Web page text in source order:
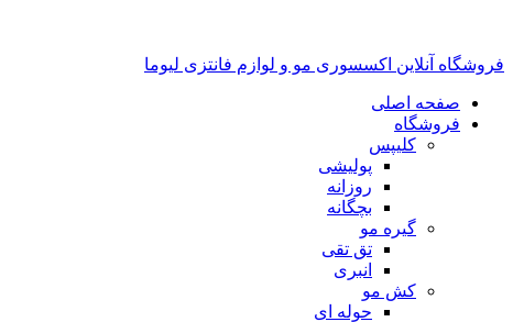
فروشگاه آنلاین اکسسوری مو و لوازم فانتزی لیوما
صفحه اصلی
فروشگاه
کلیپس
پولیشی
روزانه
بچگانه
گیره مو
تق تقی
انبری
کش مو
حوله ای